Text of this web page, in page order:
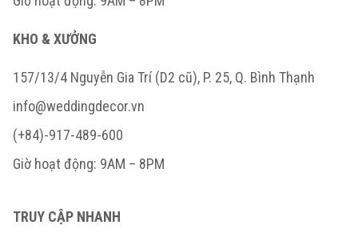
KHO & XƯỞNG
157/13/4 Nguyễn Gia Trí (D2 cũ), P. 25, Q. Bình Thạnh
info@weddingdecor.vn
(+84)-917-489-600
Giờ hoạt động: 9AM – 8PM
TRUY CẬP NHANH